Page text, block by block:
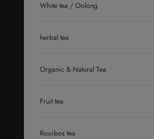
White tea / Oolong
herbal tea
Organic & Natural Tea
Fruit tea
Rooibos tea